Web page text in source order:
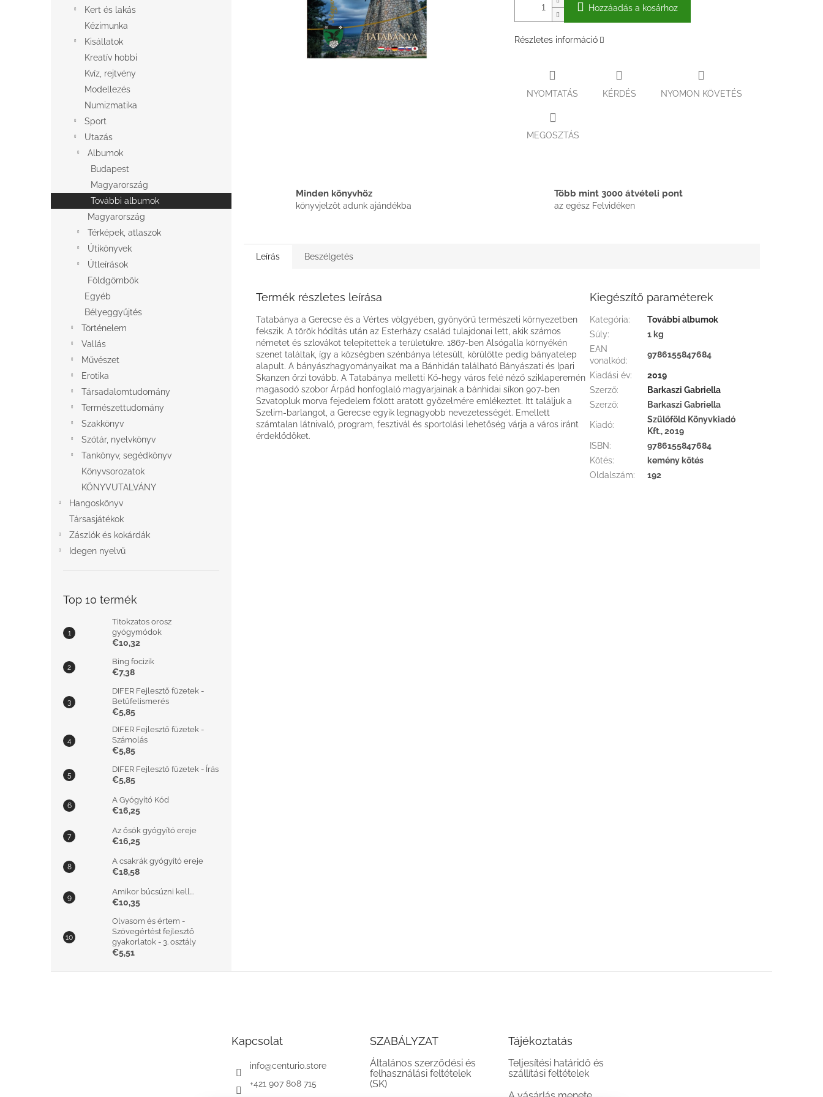
Kert és lakás
Kézimunka
Kisállatok
Kreatív hobbi
Kvíz, rejtvény
Modellezés
Numizmatika
Sport
Utazás
Albumok
Budapest
Magyarország
További albumok
Magyarország
Térképek, atlaszok
Útikönyvek
Útleírások
Földgömbök
Egyéb
Bélyeggyűjtés
Történelem
Vallás
Művészet
Erotika
Társadalomtudomány
Természettudomány
Szakkönyv
Szótár, nyelvkönyv
Tankönyv, segédkönyv
Könyvsorozatok
KÖNYVUTALVÁNY
Hangoskönyv
Társasjátékok
Zászlók és kokárdák
Idegen nyelvű
Top 10 termék
Titokzatos orosz
gyógymódok
€10,32
Bing focizik
€7,38
DIFER Fejlesztő füzetek -
Betűfelismerés
€5,85
DIFER Fejlesztő füzetek -
Számolás
€5,85
DIFER Fejlesztő füzetek - Írás
€5,85
A Gyógyító Kód
€16,25
Az ősök gyógyító ereje
€16,25
A csakrák gyógyító ereje
€18,58
Amikor búcsúzni kell...
€10,35
Olvasom és értem -
Szövegértést fejlesztő
gyakorlatok - 3. osztály
€5,51
Hozzáadás a kosárhoz
Részletes információ
NYOMTATÁS KÉRDÉS NYOMON KÖVETÉS
MEGOSZTÁS
Minden könyvhöz
könyvjelzőt adunk ajándékba
Több mint 3000 átvételi pont
az egész Felvidéken
Leírás Beszélgetés
Termék részletes leírása
Tatabánya a Gerecse és a Vértes völgyében, gyönyörű természeti környezetben
fekszik. A török hódítás után az Esterházy család tulajdonai lett, akik számos
németet és szlovákot telepítettek a területükre. 1867-ben Alsógalla környékén
szenet találtak, így a községben szénbánya létesült, körülötte pedig bányatelep
alapult. A bányászhagyományaikat ma a Bánhidán található Bányászati és Ipari
Skanzen őrzi tovább. A Tatabánya melletti Kő-hegy város felé néző sziklaperemén
magasodó szobor Árpád honfoglaló magyarjainak a bánhidai síkon 907-ben
Szvatopluk morva fejedelem fölött aratott győzelmére emlékeztet. Itt találjuk a
Szelim-barlangot, a Gerecse egyik legnagyobb nevezetességét. Emellett
számtalan látnivaló, program, fesztivál és sportolási lehetőség várja a város iránt
érdeklődőket.
Kiegészítő paraméterek
Kategória:
További albumok
Súly:
1 kg
EAN
vonalkód:
9786155847684
Kiadási év:
2019
Szerző:
Barkaszi Gabriella
Szerző: Barkaszi Gabriella
Kiadó:
Szülőföld Könyvkiadó
Kft., 2019
ISBN:
9786155847684
Kötés:
kemény kötés
Oldalszám: 192
Kapcsolat
info@centurio.store
+421 907 808 715
SZABÁLYZAT
Általános szerződési és
felhasználási feltételek
(SK)
Tájékoztatás
Teljesítési határidő és
szállítási feltételek